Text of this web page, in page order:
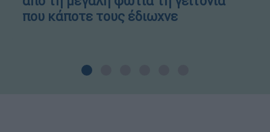
που κάποτε τους έδιωχνε